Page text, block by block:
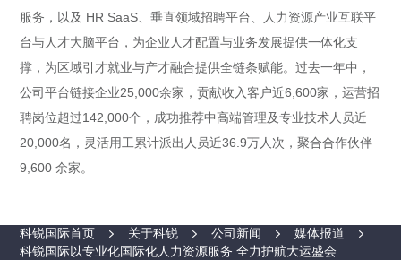
服务，以及 HR SaaS、垂直领域招聘平台、人力资源产业互联平
台与人才大脑平台，为企业人才配置与业务发展提供一体化支
撑，为区域引才就业与产才融合提供全链条赋能。过去一年中，
公司平台链接企业25,000余家，贡献收入客户近6,600家，运营招
聘岗位超过142,000个，成功推荐中高端管理及专业技术人员近
20,000名，灵活用工累计派出人员近36.9万人次，聚合合作伙伴
9,600 余家。
科锐国际首页 关于科锐 公司新闻
媒体报道
科锐国际以专业化国际化人力资源服务 全力护航大运盛会